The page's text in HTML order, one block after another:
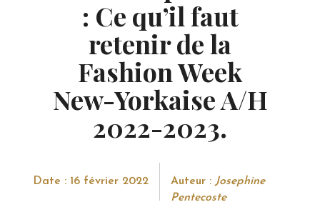
: Ce qu’il faut
retenir de la
Fashion Week
New-Yorkaise A/H
2022-2023.
Date : 16 février 2022 Auteur : Josephine
Pentecoste